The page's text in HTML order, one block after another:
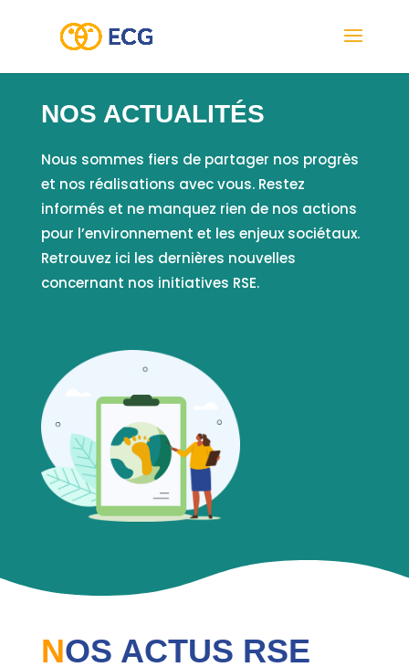
NOS ACTUALITÉS
Nous sommes fiers de partager nos progrès
et nos réalisations avec vous. Restez
informés et ne manquez rien de nos actions
pour l’environnement et les enjeux sociétaux.
Retrouvez ici les dernières nouvelles
concernant nos initiatives RSE.
NOS ACTUS RSE